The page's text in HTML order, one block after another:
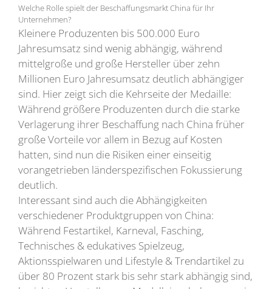
Welche Rolle spielt der Beschaffungsmarkt China für Ihr
Unternehmen?
Kleinere Produzenten bis 500.000 Euro
Jahresumsatz sind wenig abhängig, während
mittelgroße und große Hersteller über zehn
Millionen Euro Jahresumsatz deutlich abhängiger
sind. Hier zeigt sich die Kehrseite der Medaille:
Während größere Produzenten durch die starke
Verlagerung ihrer Beschaffung nach China früher
große Vorteile vor allem in Bezug auf Kosten
hatten, sind nun die Risiken einer einseitig
vorangetrieben länderspezifischen Fokussierung
deutlich.
Interessant sind auch die Abhängigkeiten
verschiedener Produktgruppen von China:
Während Festartikel, Karneval, Fasching,
Technisches & edukatives Spielzeug,
Aktionsspielwaren und Lifestyle & Trendartikel zu
über 80 Prozent stark bis sehr stark abhängig sind,